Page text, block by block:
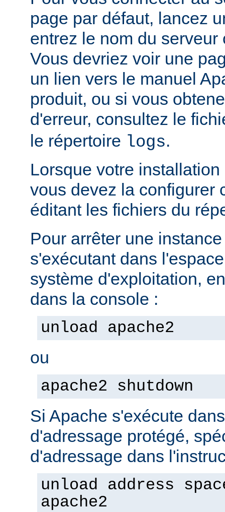
page par défaut, lancez
entrez le nom du serveur
Vous devriez voir une
un lien vers le manuel
produit, ou si vous
d'erreur, consultez le
le répertoire logs.
Lorsque votre
vous devez la configurer
éditant les fichiers du
Pour arrêter une
s'exécutant dans
système d'exploitation,
dans la console :
unload apache2
ou
apache2 shutdown
Si Apache s'exécute
d'adressage protégé,
d'adressage dans
unload address
apache2